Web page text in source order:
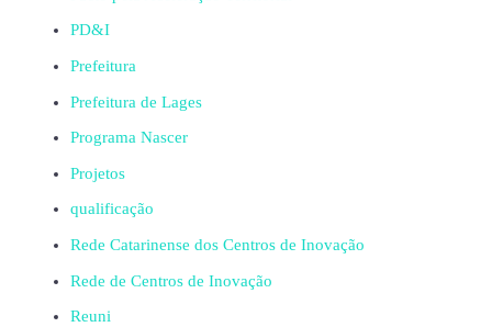
PD&I
Prefeitura
Prefeitura de Lages
Programa Nascer
Projetos
qualificação
Rede Catarinense dos Centros de Inovação
Rede de Centros de Inovação
Reuni